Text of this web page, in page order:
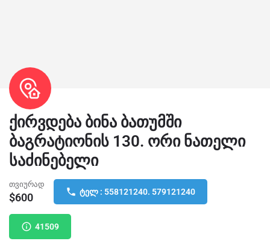
ქირვდება ბინა ბათუმში
ბაგრატიონის 130. ორი ნათელი
საძინებელი
თვიურად
$600 ტელ : 558121240. 579121240
41509